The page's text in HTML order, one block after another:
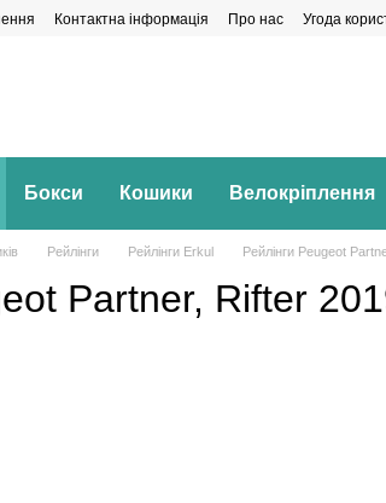
Контактна інформація Про нас Угода
Бокси Кошики Велокріплення
Рейлінги Рейлінги Erkul Рейлінги Peugeot
Partner, Rifter